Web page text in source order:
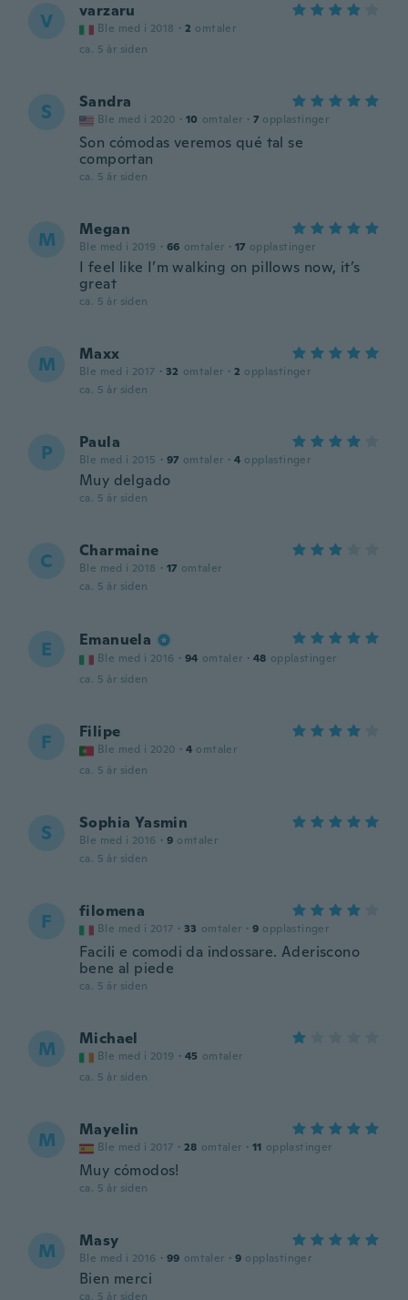
V varzaru
Ble med i 2018 · 2 omtaler
ca. 5 år siden
S Sandra
Ble med i 2020 · 10 omtaler · 7 opplastinger
Son cómodas veremos qué tal se
comportan
ca. 5 år siden
M Megan
Ble med i 2019 · 66 omtaler · 17 opplastinger
I feel like I’m walking on pillows now, it’s
great
ca. 5 år siden
M Maxx
Ble med i 2017 · 32 omtaler · 2 opplastinger
ca. 5 år siden
P Paula
Ble med i 2015 · 97 omtaler · 4 opplastinger
Muy delgado
ca. 5 år siden
C Charmaine
Ble med i 2018 · 17 omtaler
ca. 5 år siden
E Emanuela
Ble med i 2016 · 94 omtaler · 48 opplastinger
ca. 5 år siden
F Filipe
Ble med i 2020 · 4 omtaler
ca. 5 år siden
S Sophia Yasmin
Ble med i 2016 · 9 omtaler
ca. 5 år siden
F filomena
Ble med i 2017 · 33 omtaler · 9 opplastinger
Facili e comodi da indossare. Aderiscono
bene al piede
ca. 5 år siden
M Michael
Ble med i 2019 · 45 omtaler
ca. 5 år siden
M Mayelin
Ble med i 2017 · 28 omtaler · 11 opplastinger
Muy cómodos!
ca. 5 år siden
M Masy
Ble med i 2016 · 99 omtaler · 9 opplastinger
Bien merci
ca. 5 år siden